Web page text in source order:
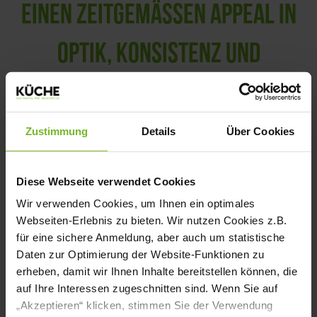
Zustimmung Details Über Cookies
Diese Webseite verwendet Cookies
Wir verwenden Cookies, um Ihnen ein optimales
Webseiten-Erlebnis zu bieten. Wir nutzen Cookies z.B.
für eine sichere Anmeldung, aber auch um statistische
Daten zur Optimierung der Website-Funktionen zu
erheben, damit wir Ihnen Inhalte bereitstellen können, die
auf Ihre Interessen zugeschnitten sind. Wenn Sie auf
„Akzeptieren“ klicken, stimmen Sie der Verwendung
EINEN ZEITGEMÄSSEN APPEAL IN O
PTIK, KONSISTENZ UND G
SYLVIA LUDWIG, VERTRIEBSLEITERIN
GV
„Der Name Seidenmatjes signalisiert eine
neue Qualitätsstufe im Premiumbereich.
Wir zielen mit dem ‚besten Stoff von